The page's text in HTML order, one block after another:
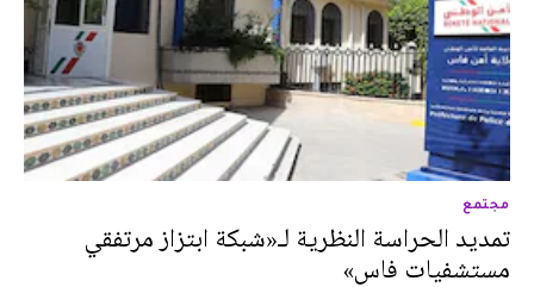
مجتمع
تمديد الحراسة النظرية لـ«شبكة ابتزاز مرتفقي
مستشفيات فاس»